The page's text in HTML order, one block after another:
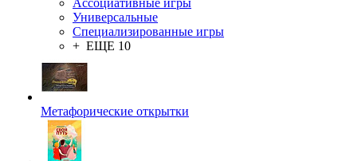
Ассоциативные игры
Универсальные
Специализированные игры
+ ЕЩЕ 10
Метафорические открытки